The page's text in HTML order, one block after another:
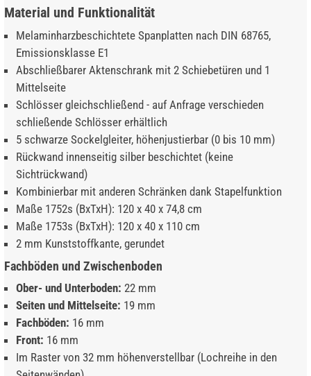
Material und Funktionalität
Melaminharzbeschichtete Spanplatten nach DIN 68765,
Emissionsklasse E1
Abschließbarer Aktenschrank mit 2 Schiebetüren und 1
Mittelseite
Schlösser gleichschließend - auf Anfrage verschieden
schließende Schlösser erhältlich
5 schwarze Sockelgleiter, höhenjustierbar (0 bis 10 mm)
Rückwand innenseitig silber beschichtet (keine
Sichtrückwand)
Kombinierbar mit anderen Schränken dank Stapelfunktion
Maße 1752s (BxTxH): 120 x 40 x 74,8 cm
Maße 1753s (BxTxH): 120 x 40 x 110 cm
2 mm Kunststoffkante, gerundet
Fachböden und Zwischenboden
Ober- und Unterboden: 22 mm
Seiten und Mittelseite: 19 mm
Fachböden: 16 mm
Front: 16 mm
Im Raster von 32 mm höhenverstellbar (Lochreihe in den